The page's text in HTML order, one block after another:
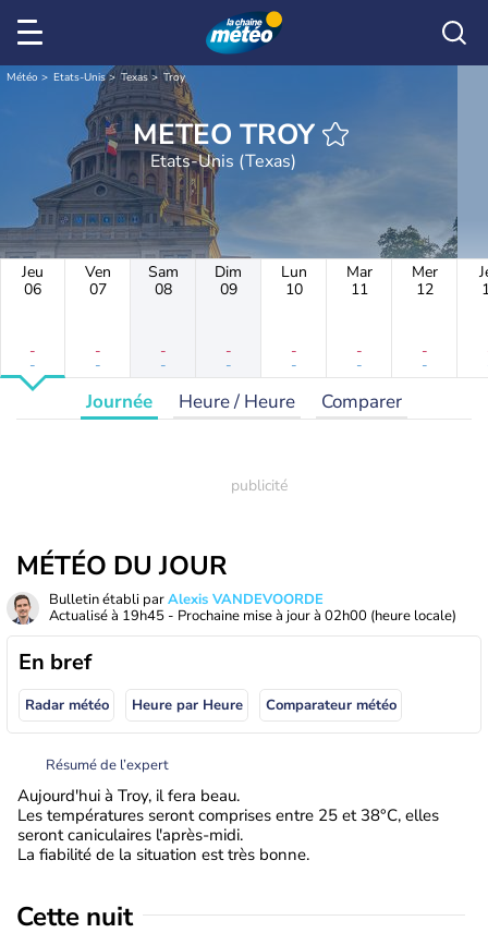
Météo Etats-Unis Texas Troy
METEO TROY
Etats-Unis (Texas)
Jeu
06
-
-
Ven
07
-
-
Sam
08
-
-
Dim
09
-
-
Lun
10
-
-
Mar
11
-
-
Mer
12
-
-
Journée Heure / Heure Comparer
MÉTÉO DU JOUR
Bulletin établi parAlexis VANDEVOORDE
Actualisé à 19h45 - Prochaine mise à jour à 02h00 (heure locale)
En bref
Radar météo Heure par Heure Comparateur météo
Résumé de l’expert
Aujourd'hui à Troy, il fera beau.
Les températures seront comprises entre 25 et 38°C, elles
seront caniculaires l'après-midi.
La fiabilité de la situation est très bonne.
Cette nuit